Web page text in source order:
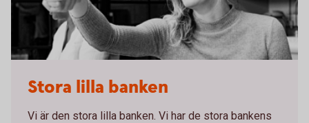
Stora lilla banken
Vi är den stora lilla banken. Vi har de stora bankens